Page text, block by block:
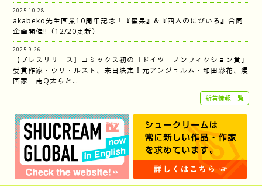
2025.10.28
akabeko先生画業10周年記念！『蜜果』&『四人のにびいろ』合同
企画開催‼︎（12/20更新）
2025.9.26
【プレスリリース】コミックス初の「ドイツ・ノンフィクション賞」
受賞作家・ウリ・ルスト、来日決定！元アンジュルム・和田彩花、漫
画家・南Q太らと…
新着情報一覧